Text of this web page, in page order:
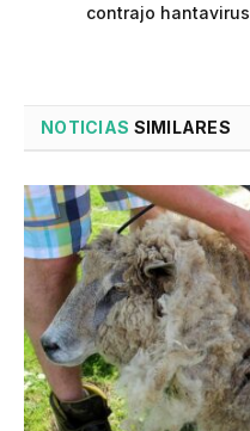
contrajo hantavirus
NOTICIAS SIMILARES